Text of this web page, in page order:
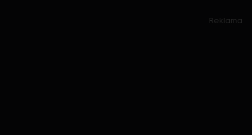
Reklama